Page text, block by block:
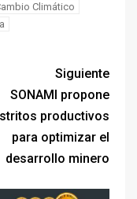
Climático
Siguiente
SONAMI propone
productivos
para optimizar el
desarrollo minero